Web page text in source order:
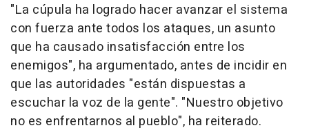
"La cúpula ha logrado hacer avanzar el sistema
con fuerza ante todos los ataques, un asunto
que ha causado insatisfacción entre los
enemigos", ha argumentado, antes de incidir en
que las autoridades "están dispuestas a
escuchar la voz de la gente". "Nuestro objetivo
no es enfrentarnos al pueblo", ha reiterado.